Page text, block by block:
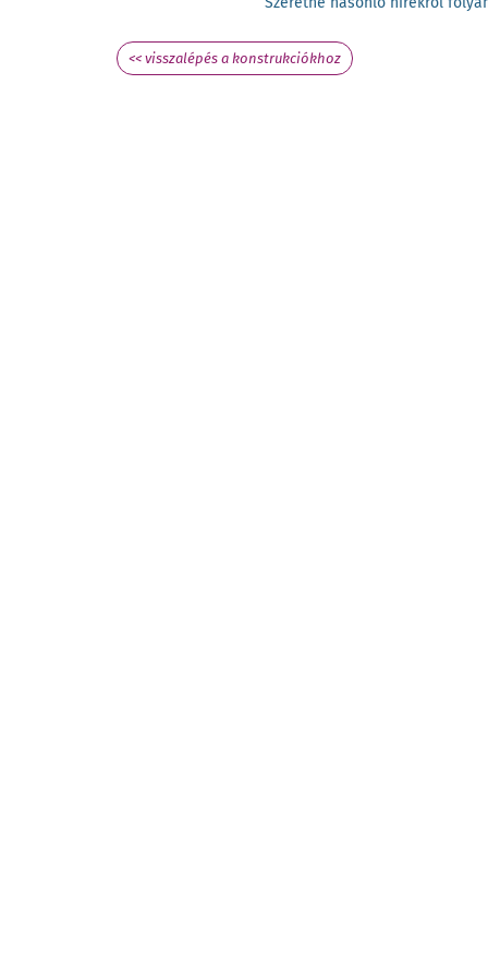
<< visszalépés a konstrukciókhoz